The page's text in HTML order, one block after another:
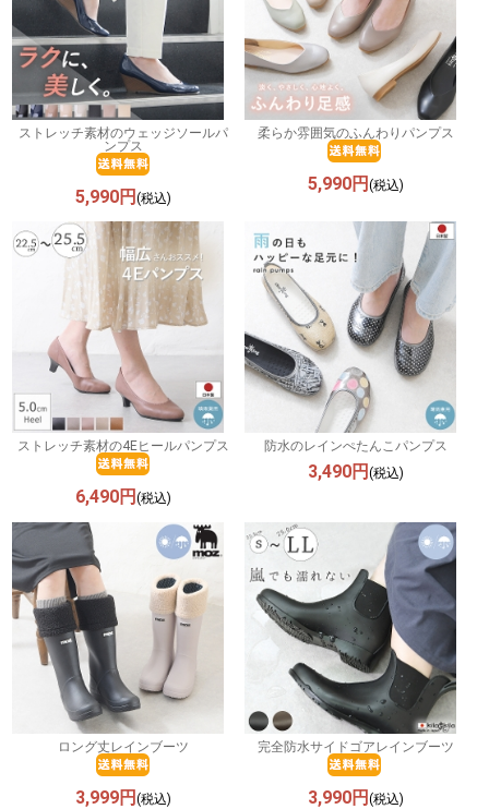
ストレッチ素材のウェッジソールパ
ンプス
5,990円(税込)
柔らか雰囲気のふんわりパンプス
5,990円 (税込)
ストレッチ素材の4Eヒールパンプス
6,490円(税込)
防水のレインぺたんこパンプス
3,490円 (税込)
ロング丈レインブーツ
3,999円(税込)
完全防水サイドゴアレインブーツ
3,990円 (税込)